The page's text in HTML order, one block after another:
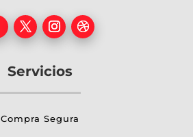
Servicios
Compra Segura